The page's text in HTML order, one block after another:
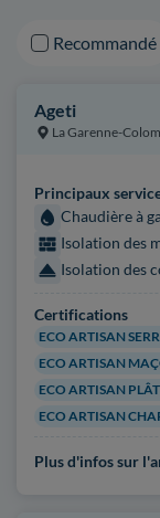
Recommandé
Ageti
La Garenne-
Principaux
Chaudière à
Isolation des
Isolation des
Certifications
ECO ARTISAN
ECO ARTISAN
ECO ARTISAN
ECO ARTISAN
Plus d'infos sur